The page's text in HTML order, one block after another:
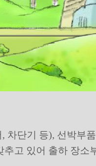
차단기 등), 선박부
고 있어 출하 장소